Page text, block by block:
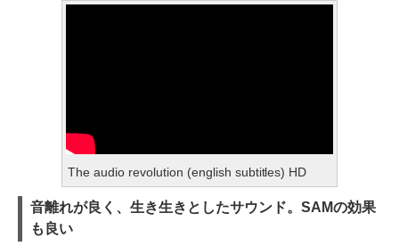
The audio revolution (english subtitles) HD
音離れが良く、生き生きとしたサウンド。SAMの効果
も良い